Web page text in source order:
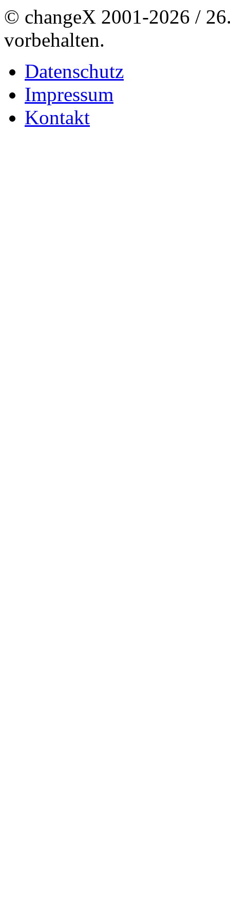
© changeX 2001-2026 /
vorbehalten.
Datenschutz
Impressum
Kontakt